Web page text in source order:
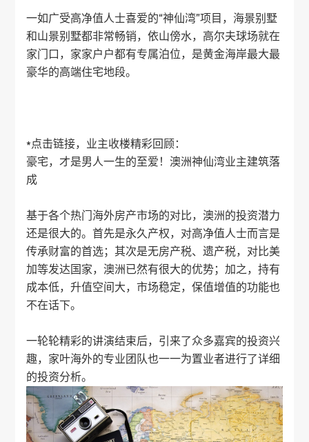
一如广受高净值人士喜爱的“神仙湾”项目，海景别墅
和山景别墅都非常畅销，依山傍水，高尔夫球场就在
家门口，家家户户都有专属泊位，是黄金海岸最大最
豪华的高端住宅地段。
*点击链接，业主收楼精彩回顾：
豪宅，才是男人一生的至爱！澳洲神仙湾业主建筑落
成
基于各个热门海外房产市场的对比，澳洲的投资潜力
还是很大的。首先是永久产权，对高净值人士而言是
传承财富的首选；其次是无房产税、遗产税，对比美
加等发达国家，澳洲已然有很大的优势；加之，持有
成本低，升值空间大，市场稳定，保值增值的功能也
不在话下。
一轮轮精彩的讲演结束后，引来了众多嘉宾的投资兴
趣， 家叶海外的专业团队也一一为置业者进行了详细
的投资分析。